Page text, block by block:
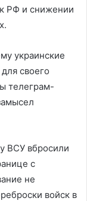
РФ и снижении
украинские
своего
телеграм-
ВСУ вбросили
с
не
войск в